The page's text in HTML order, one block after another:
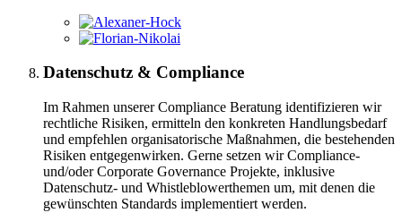
Datenschutz & Compliance
Im Rahmen unserer Compliance Beratung identifizieren wir
rechtliche Risiken, ermitteln den konkreten Handlungsbedarf
und empfehlen organisatorische Maßnahmen, die bestehenden
Risiken entgegenwirken. Gerne setzen wir Compliance-
und/oder Corporate Governance Projekte, inklusive
Datenschutz- und Whistleblowerthemen um, mit denen die
gewünschten Standards implementiert werden.